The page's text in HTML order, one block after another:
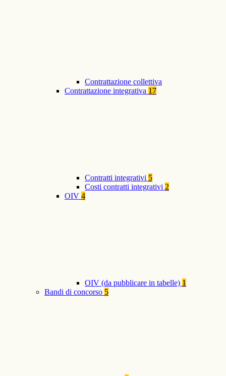
Contrattazione collettiva
Contrattazione integrativa 17
Contratti integrativi 5
Costi contratti integrativi 2
OIV 4
OIV (da pubblicare in tabelle) 1
Bandi di concorso 5